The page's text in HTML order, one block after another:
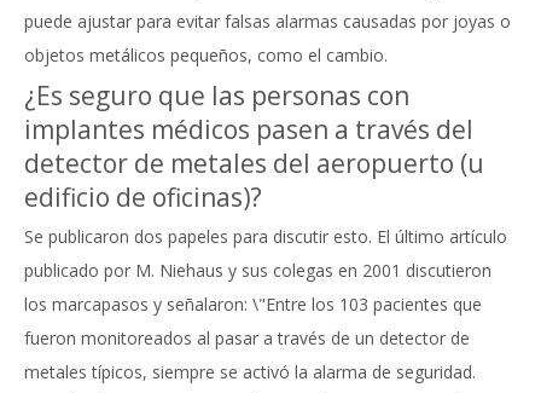
puede ajustar para evitar falsas alarmas causadas por joyas o
objetos metálicos pequeños, como el cambio.
¿Es seguro que las personas con
implantes médicos pasen a través del
detector de metales del aeropuerto (u
edificio de oficinas)?
Se publicaron dos papeles para discutir esto. El último artículo
publicado por M. Niehaus y sus colegas en 2001 discutieron
los marcapasos y señalaron: \"Entre los 103 pacientes que
fueron monitoreados al pasar a través de un detector de
metales típicos, siempre se activó la alarma de seguridad.